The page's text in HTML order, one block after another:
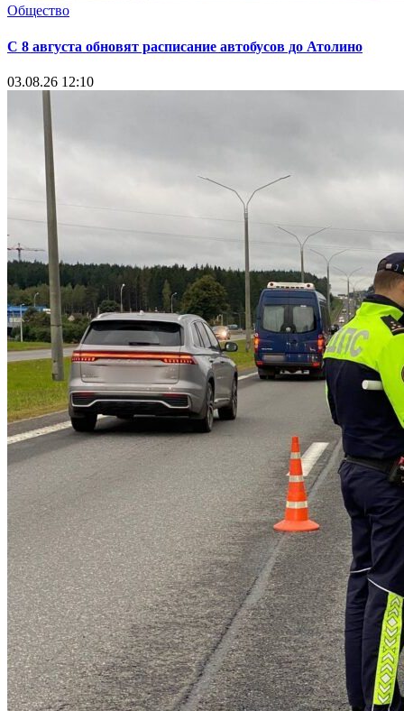
Общество
С 8 августа обновят расписание автобусов до Атолино
03.08.26 12:10